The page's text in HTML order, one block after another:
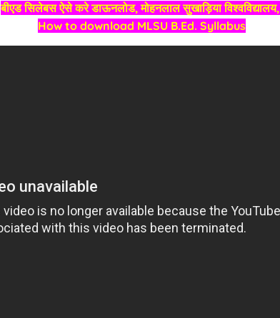
बीएड सिलेबस ऐसे करे डाऊनलोड, मोहनलाल सुखाड़िया विश्वविद्यालय,
How to download MLSU B.Ed. Syllabus